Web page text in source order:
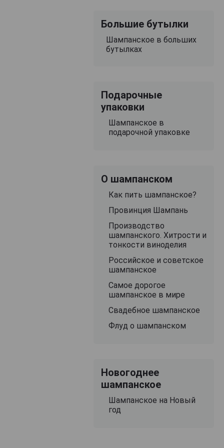
Большие бутылки
Шампанское в больших
бутылках
Подарочные
упаковки
Шампанское в
подарочной упаковке
О шампанском
Как пить шампанское?
Провинция Шампань
Производство
шампанского. Хитрости и
тонкости виноделия
Российское и советское
шампанское
Самое дорогое
шампанское в мире
Свадебное шампанское
Флуд о шампанском
Новогоднее
шампанское
Шампанское на Новый
год